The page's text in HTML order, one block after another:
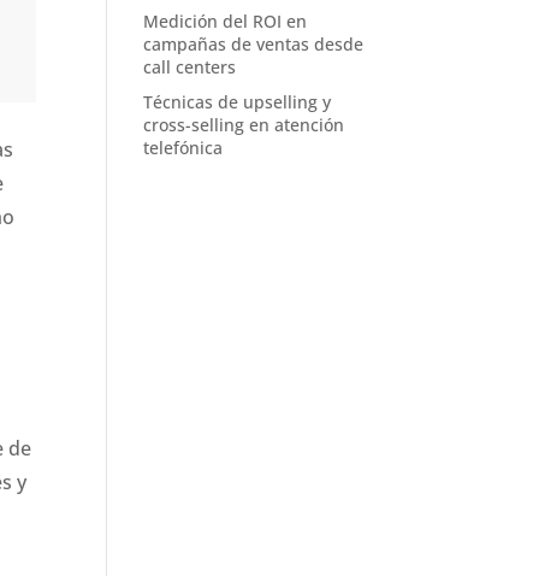
de
y
Medición del ROI en
campañas de ventas desde
call centers
Técnicas de upselling y
cross-selling en atención
telefónica